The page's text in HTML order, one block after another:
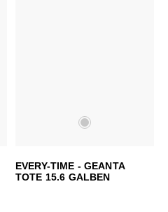
EVERY-TIME - GEANTA
TOTE 15.6 GALBEN